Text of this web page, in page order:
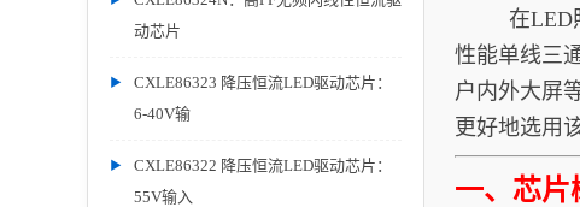
动芯片
CXLE86323 降压恒流LED驱动芯片：
6-40V输
CXLE86322 降压恒流LED驱动芯片：
55V输入
在LED照
性能单线三
户内外大屏
更好地选用
一、芯片